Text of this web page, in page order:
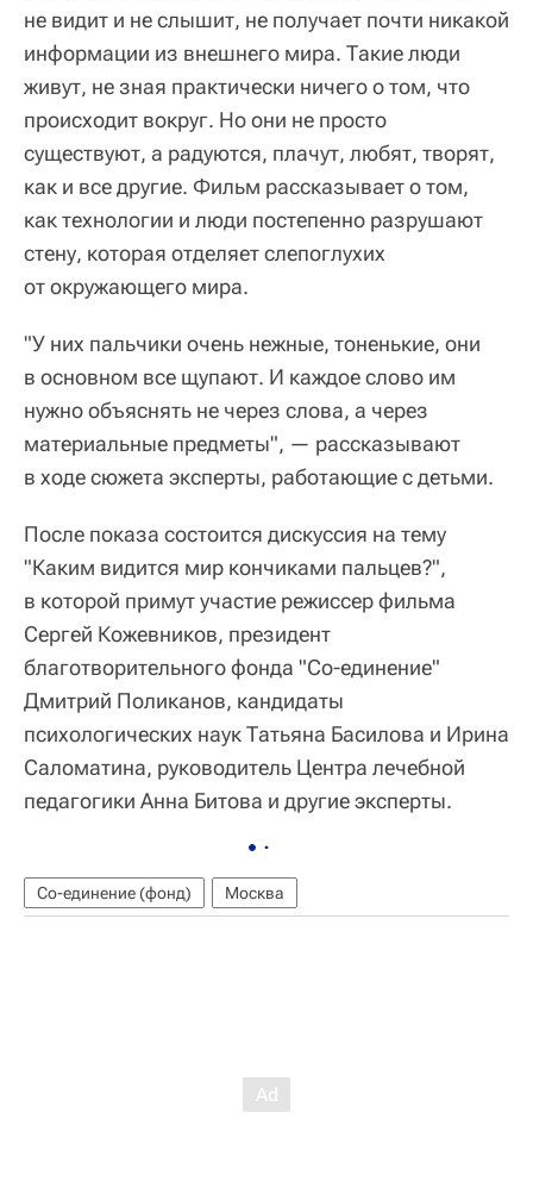
не видит и не слышит, не получает почти никакой
информации из внешнего мира. Такие люди
живут, не зная практически ничего о том, что
происходит вокруг. Но они не просто
существуют, а радуются, плачут, любят, творят,
как и все другие. Фильм рассказывает о том,
как технологии и люди постепенно разрушают
стену, которая отделяет слепоглухих
от окружающего мира.
"У них пальчики очень нежные, тоненькие, они
в основном все щупают. И каждое слово им
нужно объяснять не через слова, а через
материальные предметы", — рассказывают
в ходе сюжета эксперты, работающие с детьми.
После показа состоится дискуссия на тему
"Каким видится мир кончиками пальцев?",
в которой примут участие режиссер фильма
Сергей Кожевников, президент
благотворительного фонда "Со-единение"
Дмитрий Поликанов, кандидаты
психологических наук Татьяна Басилова и Ирина
Саломатина, руководитель Центра лечебной
педагогики Анна Битова и другие эксперты.
Со-единение (фонд) Москва